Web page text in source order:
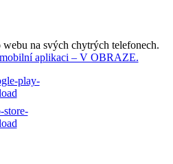
webu na svých chytrých telefonech.
mobilní aplikaci – V OBRAZE.